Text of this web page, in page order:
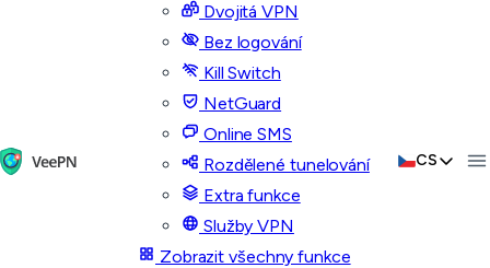
Dvojitá VPN
Bez logování
Kill Switch
NetGuard
Online SMS
Rozdělené tunelování
Extra funkce
Služby VPN
Zobrazit všechny funkce
CS